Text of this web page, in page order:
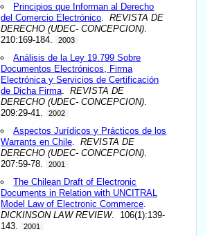
Principios que Informan al Derecho
del Comercio Electrónico .REVISTA DE
DERECHO (UDEC- CONCEPCION)
210:169-184.
2003
Análisis de la Ley 19.799 Sobre
Documentos Electrónicos, Firma
Electrónica y Servicios de Certificación
de Dicha Firma .REVISTA DE
DERECHO (UDEC- CONCEPCION)
209:29-41.
2002
Aspectos Jurídicos y Prácticos de los
Warrants en Chile .REVISTA DE
DERECHO (UDEC- CONCEPCION)
207:59-78.
2001
The Chilean Draft of Electronic
Documents in Relation with UNCITRAL
Model Law of Electronic Commerce
DICKINSON LAW REVIEW. 106(1):139-
143.
2001